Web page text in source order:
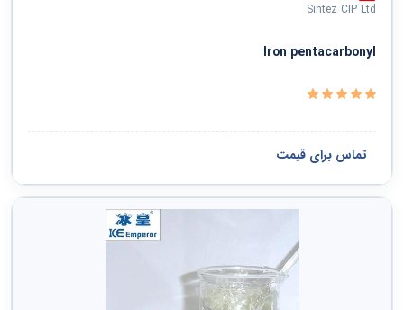
خدمات سیاسی و اجتماعی
سازمانها و کلوپها
مشاهده همه ›
Sintez CIP Ltd
Iron pentacarbonyl
تماس برای قیمت